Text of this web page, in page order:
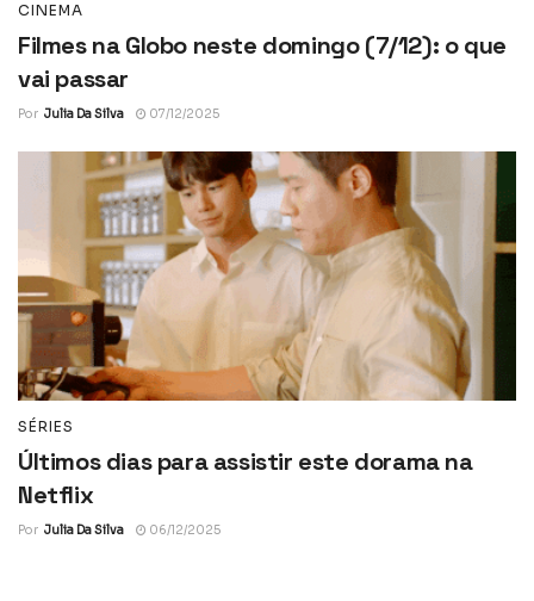
CINEMA
Filmes na Globo neste domingo (7/12): o que
vai passar
Por Julia Da Silva 07/12/2025
SÉRIES
Últimos dias para assistir este dorama na
Netflix
Por Julia Da Silva 06/12/2025